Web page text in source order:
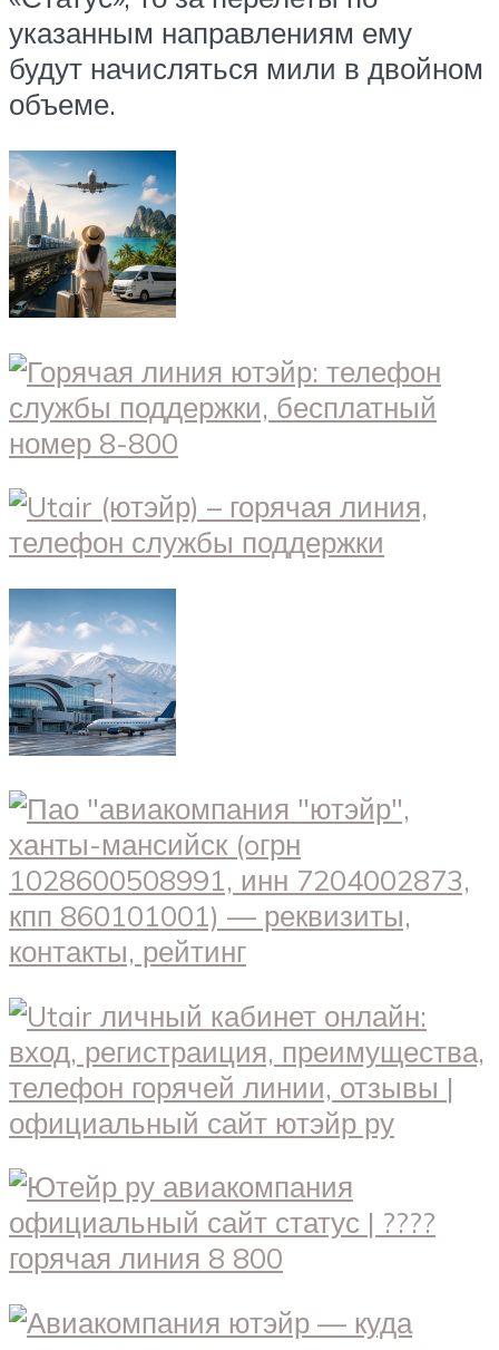
указанным направлениям ему
будут начисляться мили в двойном
объеме.